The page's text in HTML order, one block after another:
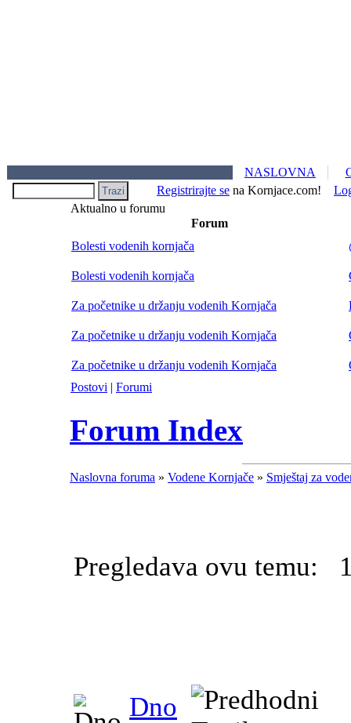
NASLOVNA
Registrirajte se na Kornjace.com!
Aktualno u forumu
Forum
Bolesti vodenih kornjača
Bolesti vodenih kornjača
Za početnike u držanju vodenih Kornjača
Za početnike u držanju vodenih Kornjača
Za početnike u držanju vodenih Kornjača
Postovi | Forumi
Forum Index
Naslovna foruma » Vodene Kornjače » Smještaj za
Pregledava ovu temu:
Dno